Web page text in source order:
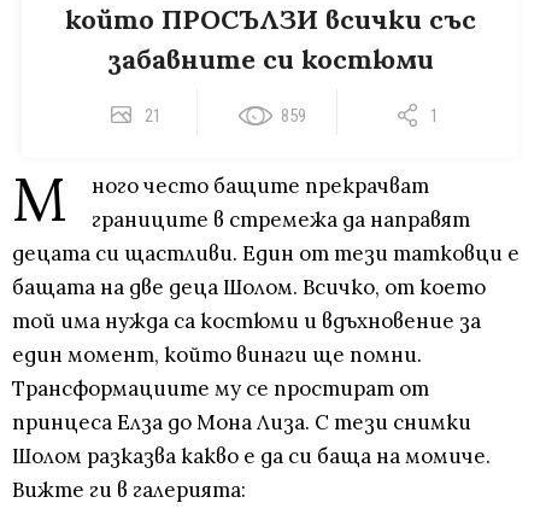
който ПРОСЪЛЗИ всички със
забавните си костюми
21 859 1
М
ного често бащите прекрачват
границите в стремежа да направят
децата си щастливи. Един от тези татковци е
бащата на две деца Шолом. Всичко, от което
той има нужда са костюми и вдъхновение за
един момент, който винаги ще помни.
Трансформациите му се простират от
принцеса Елза до Мона Лиза. С тези снимки
Шолом разказва какво е да си баща на момиче.
Вижте ги в галерията: